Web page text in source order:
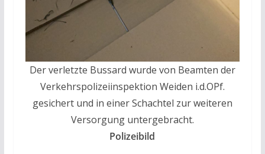
Der verletzte Bussard wurde von Beamten der
Verkehrspolizeiinspektion Weiden i.d.OPf.
gesichert und in einer Schachtel zur weiteren
Versorgung untergebracht.
Polizeibild